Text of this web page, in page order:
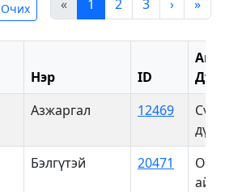
Очих « 1 2 3 › »
Нэр ID
Азжаргал 12469
Бэлгүтэй 20471